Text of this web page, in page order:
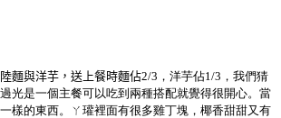
麵與洋芋，送上餐時麵佔2/3，洋芋佔1/3，我們猜
光是一個主餐可以吃到兩種搭配就覺得很開心。當
樣的東西。ㄚ瓘裡面有很多雞丁塊，椰香甜甜又有